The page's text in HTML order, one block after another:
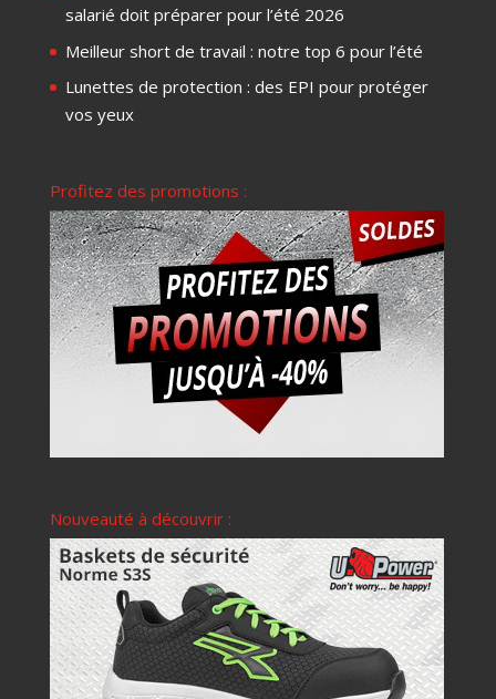
salarié doit préparer pour l’été 2026
Meilleur short de travail : notre top 6 pour l’été
Lunettes de protection : des EPI pour protéger
vos yeux
Profitez des promotions :
Nouveauté à découvrir :